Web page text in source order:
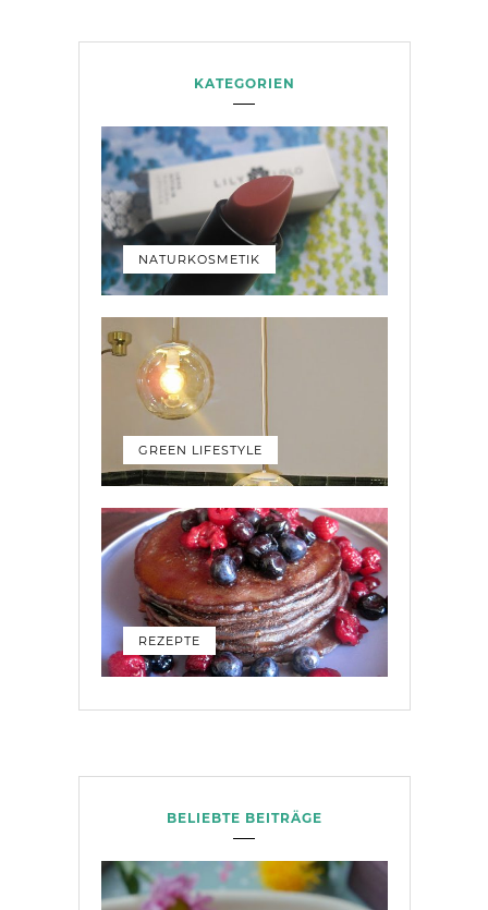
KATEGORIEN
NATURKOSMETIK
GREEN LIFESTYLE
REZEPTE
BELIEBTE BEITRÄGE